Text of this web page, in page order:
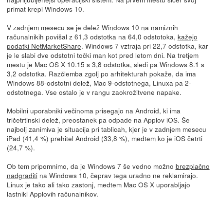
primat krepi Windows 10.
V zadnjem mesecu se je delež Windows 10 na namiznih
računalnikih povišal z 61,3 odstotka na 64,0 odstotoka, kažejo
podatki NetMarketShare. Windows 7 vztraja pri 22,7 odstotka, kar
je le slabi dve odstotni točki man kot pred letom dni. Na tretjem
mestu je Mac OS X 10.15 s 3,8 odstotka, sledi pa Windows 8.1 s
3,2 odstotka. Razčlemba zgolj po arhitekturah pokaže, da ima
Windows 88-odstotni delež, Mac 9-odstotnega, Linuxa pa 2-
odstotnega. Vse ostalo je v rangu zaokrožitvene napake.
Mobilni uporabniki večinoma prisegajo na Android, ki ima
tričetrtinski delež, preostanek pa odpade na Applov iOS. Še
najbolj zanimiva je situacija pri tablicah, kjer je v zadnjem mesecu
iPad (41,4 %) prehitel Android (33,8 %), medtem ko je iOS četrti
(24,7 %).
Ob tem pripomnimo, da je Windows 7 še vedno možno brezplačno
nadgraditina Windows 10, čeprav tega uradno ne reklamirajo.
Linux je tako ali tako zastonj, medtem Mac OS X uporabljajo
lastniki Applovih računalnikov.